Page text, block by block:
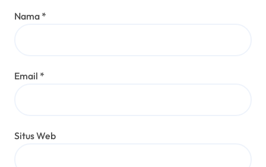
Nama *
Email *
Situs Web